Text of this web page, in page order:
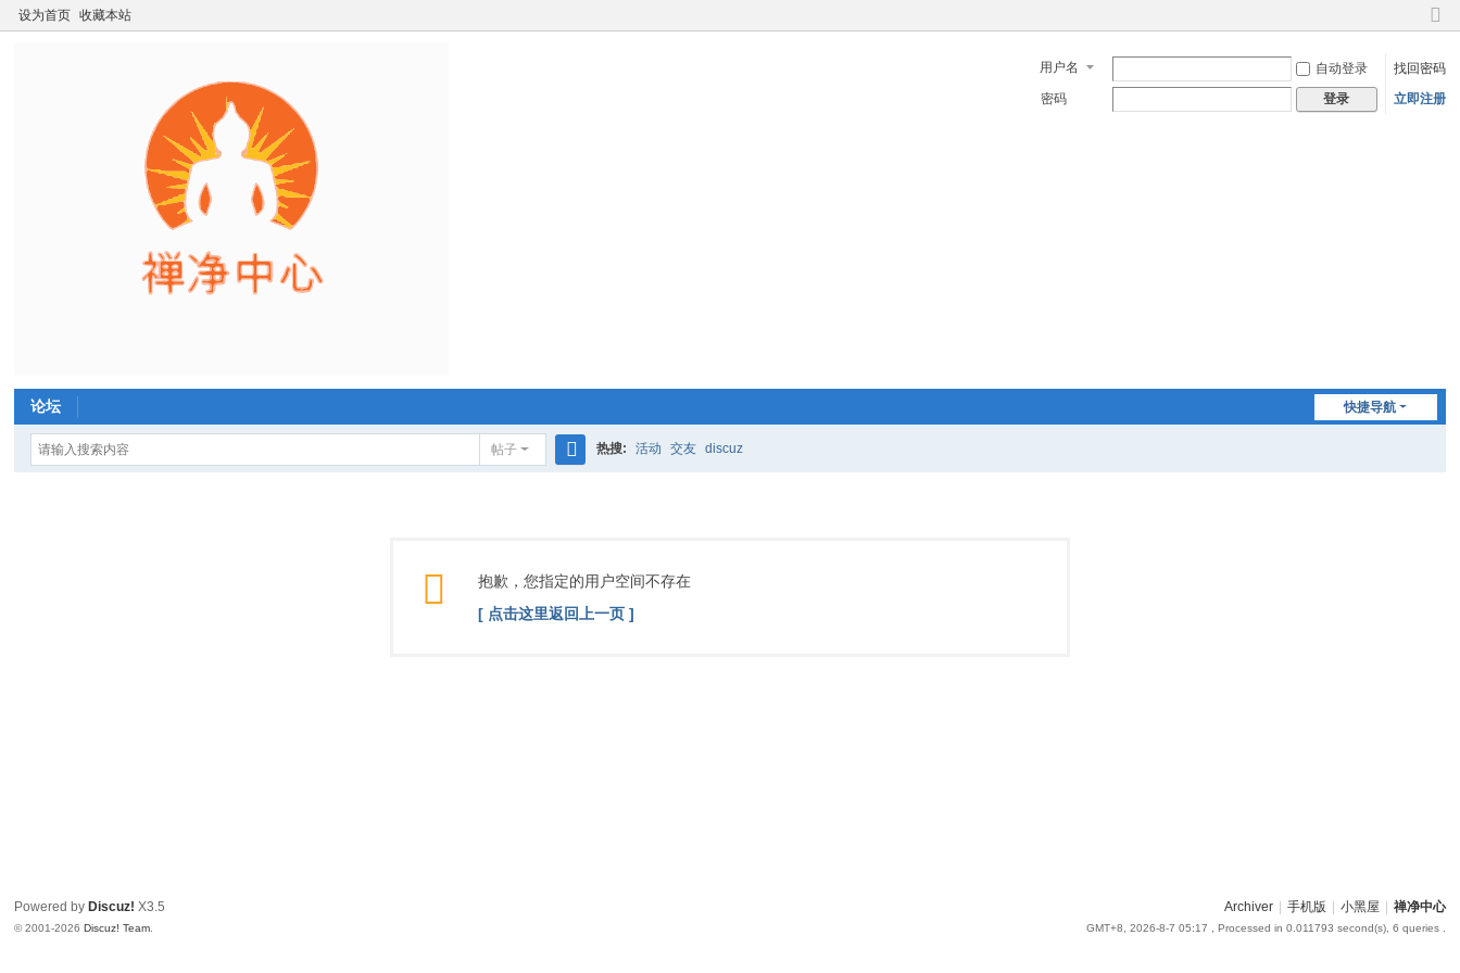
设为首页 收藏本站
切
到
窄
用户名 自动登录
找回密码
密码
登录 立即注册
快捷导航
论坛
帖子 热搜: 活动 交友 discuz
抱歉，您指定的用户空间不存在
[ 点击这里返回上一页 ]
Archiver 手机版 小黑屋 禅净中心
GMT+8, 2026-8-7 05:17 , Processed in 0.011793 second(s), 6 queries .
Powered by Discuz! X3.5
© 2001-2026Discuz! Team.